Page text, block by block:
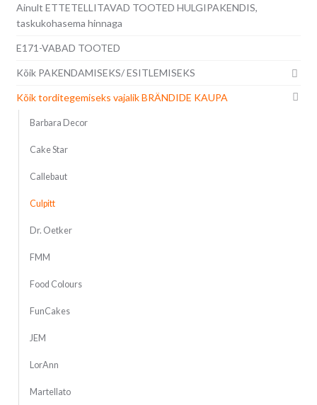
Ainult ETTETELLITAVAD TOOTED HULGIPAKENDIS,
taskukohasema hinnaga
E171-VABAD TOOTED
Kõik PAKENDAMISEKS/ ESITLEMISEKS
Kõik torditegemiseks vajalik BRÄNDIDE KAUPA
Barbara Decor
Cake Star
Callebaut
Culpitt
Dr. Oetker
FMM
Food Colours
FunCakes
JEM
LorAnn
Martellato